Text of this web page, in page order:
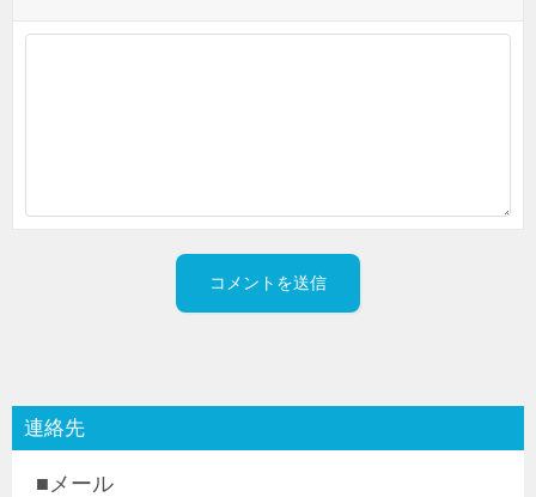
連絡先
■メール